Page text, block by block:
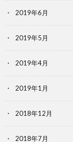
2019年6月
2019年5月
2019年4月
2019年1月
2018年12月
2018年7月